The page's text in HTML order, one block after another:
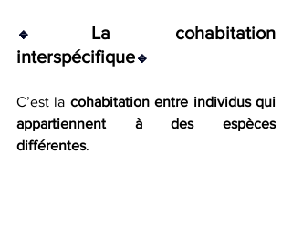
🔹 La cohabitation
interspécifique🔹
C’est la cohabitation entre individus qui
appartiennent à des espèces
différentes.